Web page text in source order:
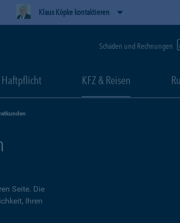
Klaus Köpke kontaktieren
Schäden und Rechnungen
Haftpflicht KFZ & Reisen
Seite. Die
Ihren